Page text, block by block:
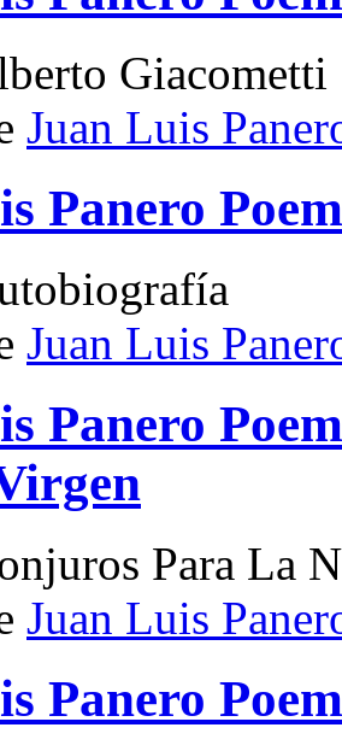
Giacometti
Juan Luis
Panero
Juan Luis
Panero
Para La
Juan Luis
Panero